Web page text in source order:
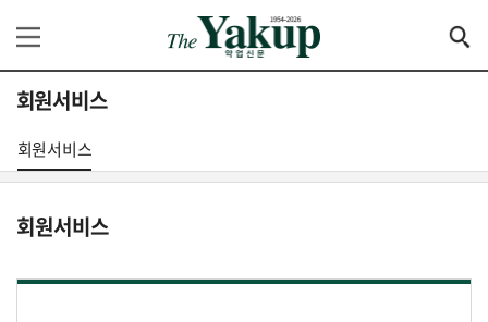
회원서비스
회원서비스
회원서비스